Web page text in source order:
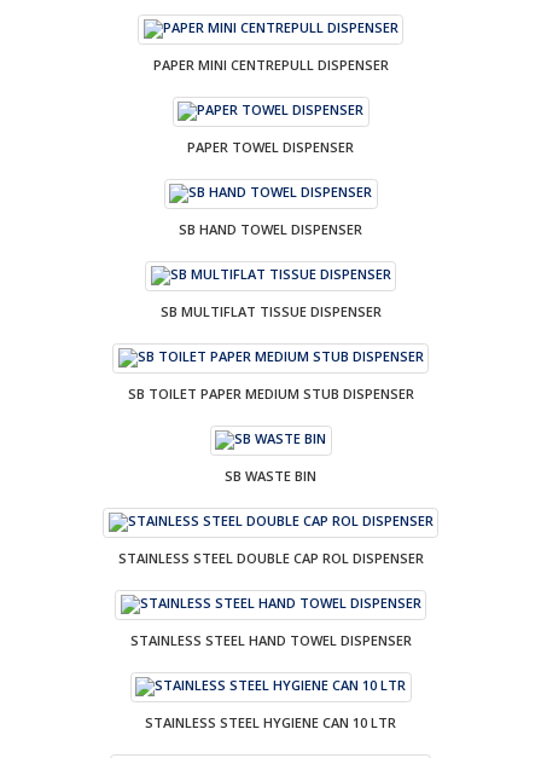
PAPER MINI CENTREPULL DISPENSER
PAPER TOWEL DISPENSER
SB HAND TOWEL DISPENSER
SB MULTIFLAT TISSUE DISPENSER
SB TOILET PAPER MEDIUM STUB DISPENSER
SB WASTE BIN
STAINLESS STEEL DOUBLE CAP ROL DISPENSER
STAINLESS STEEL HAND TOWEL DISPENSER
STAINLESS STEEL HYGIENE CAN 10 LTR